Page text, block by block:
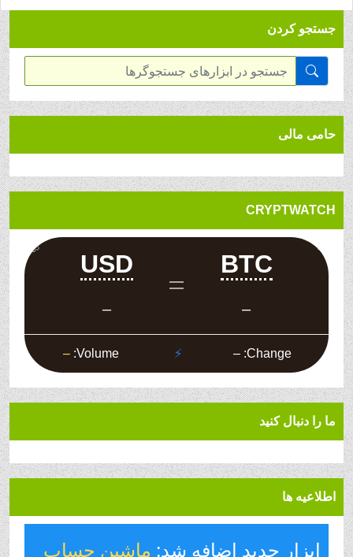
جستجو کردن
حامی مالی
CRYPTWATCH
ما را دنبال کنید
اطلاعیه ها
ابزار جدید اضافه شد:ماشین حساب